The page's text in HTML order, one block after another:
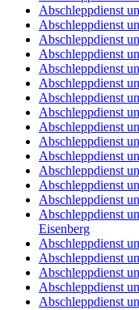
Abschleppdienst
Abschleppdienst
Abschleppdienst
Abschleppdienst
Abschleppdienst
Abschleppdienst
Abschleppdienst
Abschleppdienst
Abschleppdienst
Abschleppdienst
Abschleppdienst
Abschleppdienst
Abschleppdienst
Abschleppdienst
Abschleppdienst
Eisenberg
Abschleppdienst
Abschleppdienst
Abschleppdienst
Abschleppdienst
Abschleppdienst